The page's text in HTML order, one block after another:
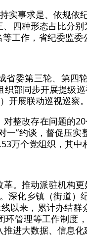
实事求是、依规依
四种形态占比分
工作，省纪委监
省委第三轮、第四
部同步开展提级
开展联动巡视巡察
整改存在问题的
一”约谈，督促压
万个党组织，其中
。推动派驻机构
深化乡镇（街道）
以来，累计办结
环管理等工作制度
进大数据、信息